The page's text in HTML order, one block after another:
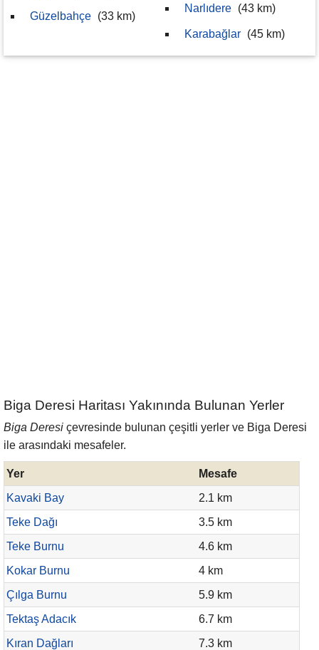
Güzelbahçe (33 km)
Narlıdere (43 km)
Karabağlar (45 km)
Biga Deresi Haritası Yakınında Bulunan Yerler
Biga Deresi çevresinde bulunan çeşitli yerler ve Biga Deresi
ile arasındaki mesafeler.
Yer
Mesafe
Kavaki Bay
2.1 km
Teke Dağı
3.5 km
Teke Burnu
4.6 km
Kokar Burnu
4 km
Çılga Burnu
5.9 km
Tektaş Adacık
6.7 km
Kıran Dağları
7.3 km